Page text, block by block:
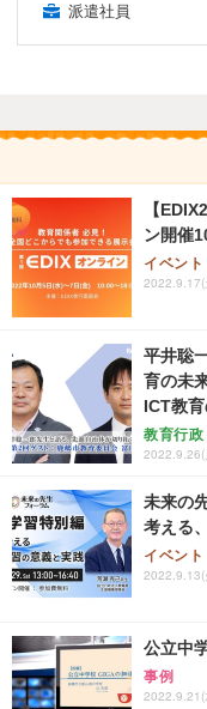
派遣社員
【
ン開催
イベント
2022.9.17(
平井聡
育の未
ICT教
教育行政
2022.9.26(
未来の
考える
イベント
2022.9.13(
公立中
事例
2022.9.21(